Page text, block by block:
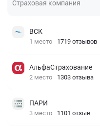
Страховая компания
ВСК
1 место 1719 отзывов
АльфаСтрахование
2 место 1303 отзыва
ПАРИ
3 место 1101 отзыв